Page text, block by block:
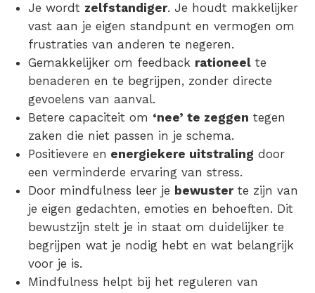
Je wordt zelfstandiger. Je houdt makkelijker
vast aan je eigen standpunt en vermogen om
frustraties van anderen te negeren.
Gemakkelijker om feedback rationeel te
benaderen en te begrijpen, zonder directe
gevoelens van aanval.
Betere capaciteit om ‘nee’ te zeggen tegen
zaken die niet passen in je schema.
Positievere en energiekere uitstraling door
een verminderde ervaring van stress.
Door mindfulness leer je bewusterte zijn van
je eigen gedachten, emoties en behoeften. Dit
bewustzijn stelt je in staat om duidelijker te
begrijpen wat je nodig hebt en wat belangrijk
voor je is.
Mindfulness helpt bij het reguleren van